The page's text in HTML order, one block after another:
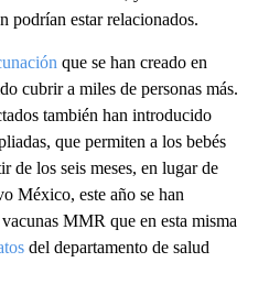
podrían estar relacionados.
que se han creado en
cubrir a miles de personas más.
también han introducido
que permiten a los bebés
de los seis meses, en lugar de
México, este año se han
MMR que en esta misma
del departamento de salud